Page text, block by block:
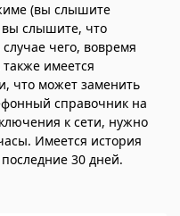
(вы слышите
вы слышите, что
чего, вовремя
имеется
что может заменить
справочник на
к сети, нужно
Имеется история
30 дней.